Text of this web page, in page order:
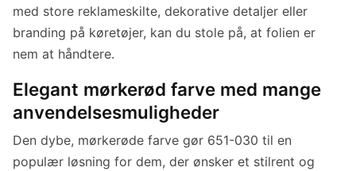
med store reklameskilte, dekorative detaljer eller
branding på køretøjer, kan du stole på, at folien er
nem at håndtere.
Elegant mørkerød farve med mange
anvendelsesmuligheder
Den dybe, mørkerøde farve gør 651-030 til en
populær løsning for dem, der ønsker et stilrent og